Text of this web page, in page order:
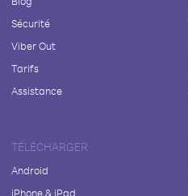
Sécurité
Viber Out
Tarifs
Assistance
TÉLÉCHARGER
Android
iPhone & iPad